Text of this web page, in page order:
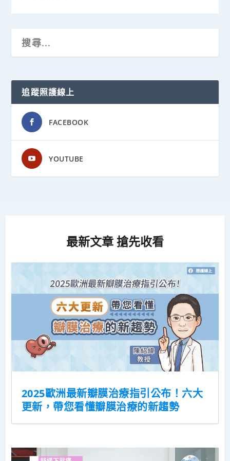
追蹤照護線上
FACEBOOK
YOUTUBE
最新文章 搶先收看
2025歐洲最新瓣膜治療指引公布！六大
更新，帶您看懂瓣膜治療的新趨勢